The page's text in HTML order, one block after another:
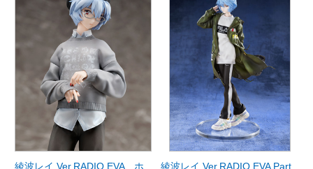
綾波レイ Ver.RADIO EVA ホ 綾波レイ Ver.RADIO EVA Part.